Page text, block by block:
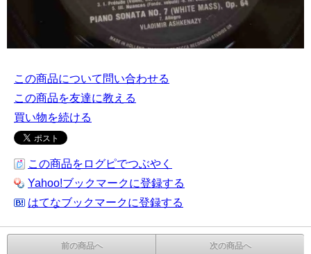
この商品について問い合わせる
この商品を友達に教える
買い物を続ける
この商品をログピでつぶやく
Yahoo!ブックマークに登録する
はてなブックマークに登録する
前の商品へ 次の商品へ